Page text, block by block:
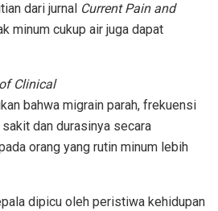
dari jurnal Current Pain and
minum cukup air juga dapat
Clinical
bahwa migrain parah, frekuensi
dan durasinya secara
orang yang rutin minum lebih
dipicu oleh peristiwa kehidupan